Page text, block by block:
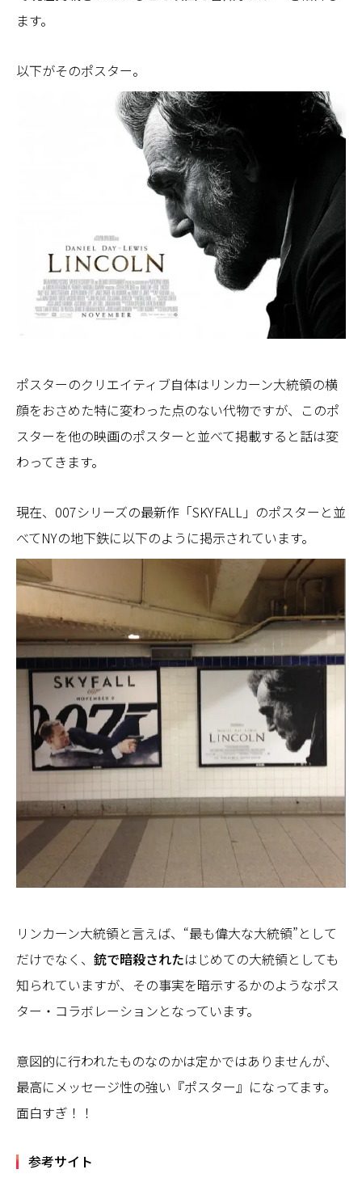
ます。
以下がそのポスター。
ポスターのクリエイティブ自体はリンカーン大統領の横
顔をおさめた特に変わった点のない代物ですが、このポ
スターを他の映画のポスターと並べて掲載すると話は変
わってきます。
現在、007シリーズの最新作「SKYFALL」のポスターと並
べてNYの地下鉄に以下のように掲示されています。
リンカーン大統領と言えば、“最も偉大な大統領”として
だけでなく、 銃で暗殺されたはじめての大統領としても
知られていますが、その事実を暗示するかのようなポス
ター・コラボレーションとなっています。
意図的に行われたものなのかは定かではありませんが、
最高にメッセージ性の強い『ポスター』になってます。
面白すぎ！！
参考サイト